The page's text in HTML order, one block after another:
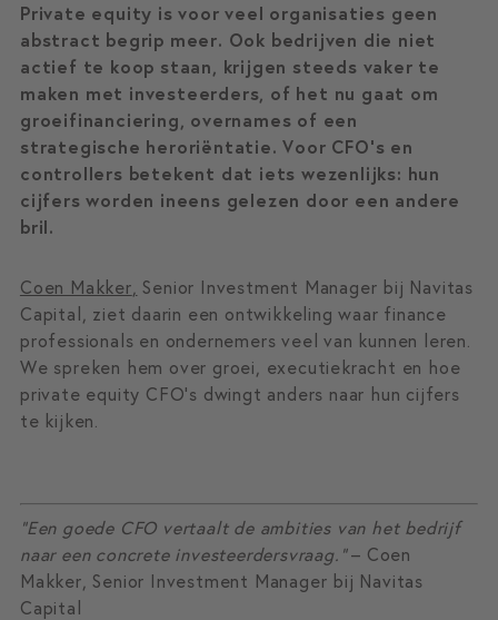
Private equity is voor veel organisaties geen
abstract begrip meer. Ook bedrijven die niet
actief te koop staan, krijgen steeds vaker te
maken met investeerders, of het nu gaat om
groeifinanciering, overnames of een
strategische heroriëntatie. Voor CFO’s en
controllers betekent dat iets wezenlijks: hun
cijfers worden ineens gelezen door een andere
bril.
Coen Makker Senior Investment Manager bij Navitas
Capital, ziet daarin een ontwikkeling waar finance
professionals en ondernemers veel van kunnen leren.
We spreken hem over groei, executiekracht en hoe
private equity CFO’s dwingt anders naar hun cijfers
te kijken.
“Een goede CFO vertaalt de ambities van het bedrijf
naar een concrete investeerdersvraag.”– Coen
Makker, Senior Investment Manager bij Navitas
Capital